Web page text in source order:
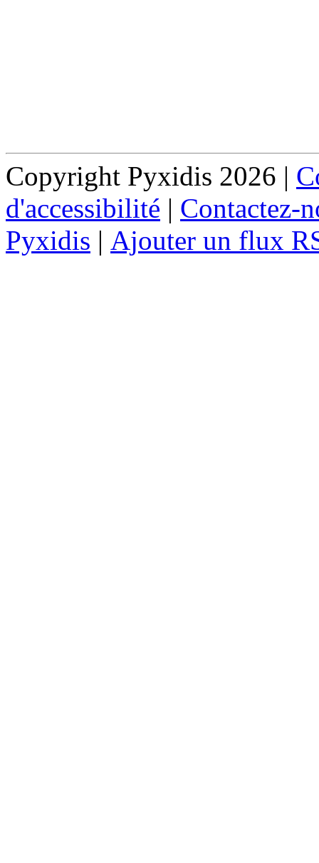
Copyright Pyxidis 2026 |
d'accessibilité | Contactez-
Pyxidis | Ajouter un flux